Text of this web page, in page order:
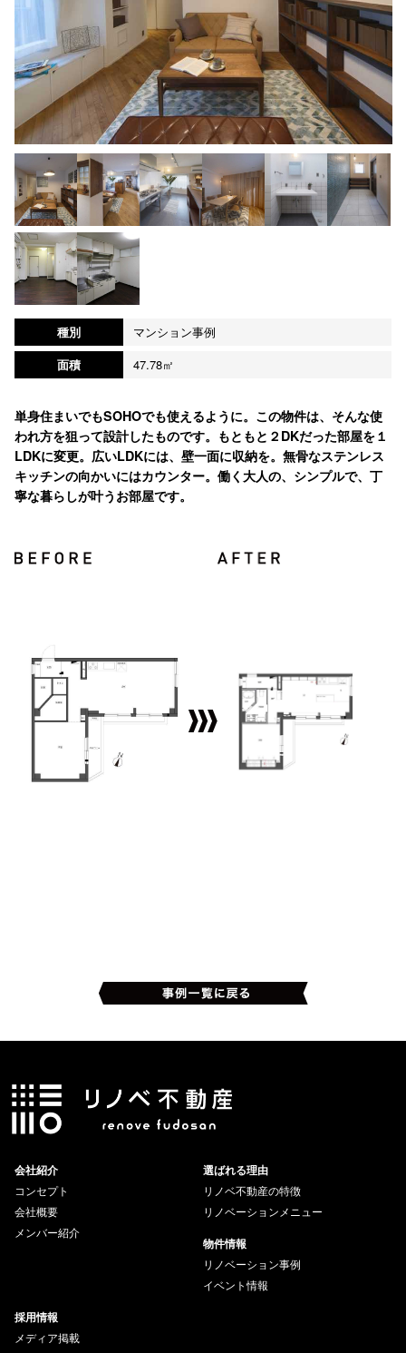
種別
マンション事例
面積
47.78㎡
単身住まいでもSOHOでも使えるように。この物件は、そんな使
われ方を狙って設計したものです。もともと２DKだった部屋を１
LDKに変更。広いLDKには、壁一面に収納を。無骨なステンレス
キッチンの向かいにはカウンター。働く大人の、シンプルで、丁
寧な暮らしが叶うお部屋です。
会社紹介
コンセプト
会社概要
メンバー紹介
選ばれる理由
リノベ不動産の特徴
リノベーションメニュー
物件情報
リノベーション事例
イベント情報
採用情報
メディア掲載